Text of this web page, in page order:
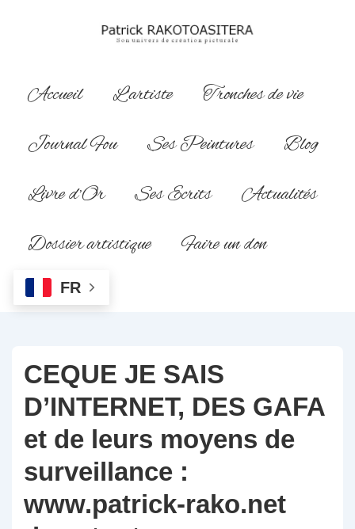
principal
Navigation
Accueil L’artiste
Tronches de vie
Journal Fou
Ses Peintures
Blog
Livre d’Or
Ses Ecrits
Actualités
Dossier artistique
Faire un don
FR
CEQUE JE SAIS
D’INTERNET, DES GAFA
et de leurs moyens de
surveillance :
www.patrick-rako.net